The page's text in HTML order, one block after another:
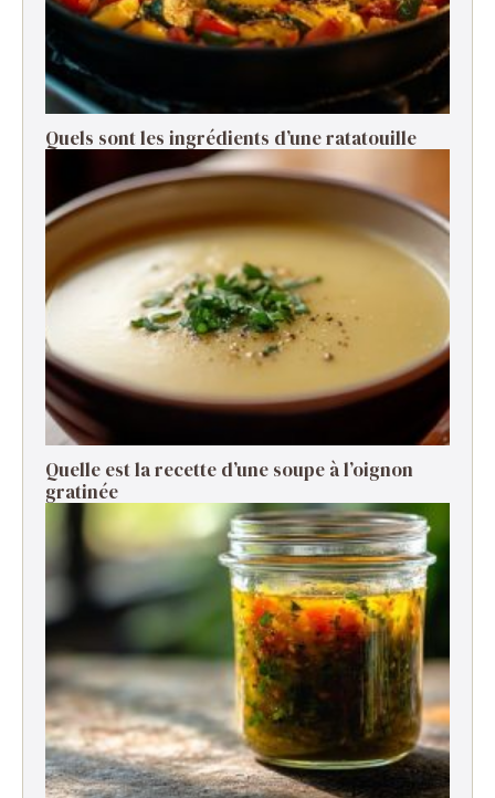
Quels sont les ingrédients d’une ratatouille ​
Quelle est la recette d’une soupe à l’oignon
gratinée ​